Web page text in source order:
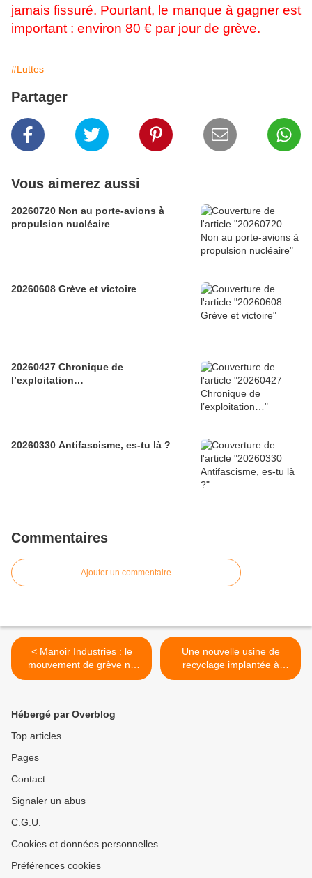
jamais fissuré. Pourtant, le manque à gagner est
important : environ 80 € par jour de grève.
#Luttes
Partager
Vous aimerez aussi
20260720 Non au porte-avions à
propulsion nucléaire
20260608 Grève et victoire
20260427 Chronique de
l’exploitation…
20260330 Antifascisme, es-tu là ?
Commentaires
Ajouter un commentaire
< Manoir Industries : le
mouvement de grève ne
faiblit pas
Une nouvelle usine de
recyclage implantée à
Vulaines (10) >
Hébergé par Overblog
Top articles
Pages
Contact
Signaler un abus
C.G.U.
Cookies et données personnelles
Préférences cookies